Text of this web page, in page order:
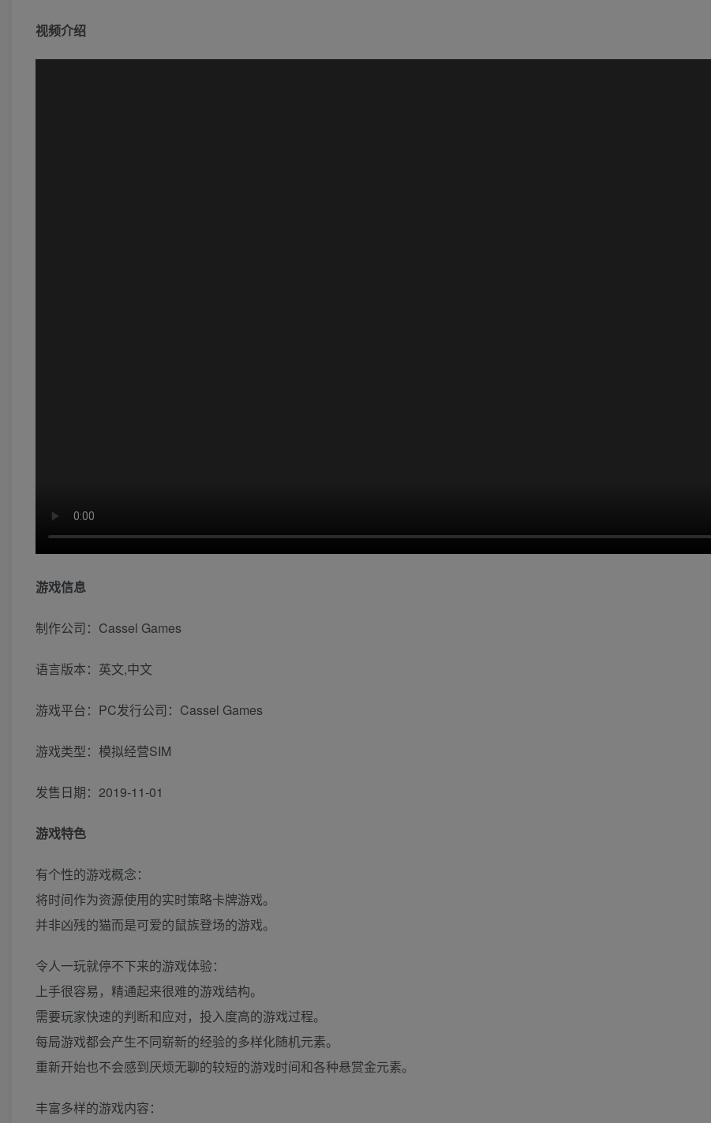
视频介绍
游戏信息
制作公司：Cassel Games
语言版本：英文,中文
游戏平台：PC发行公司：Cassel Games
游戏类型：模拟经营SIM
发售日期：2019-11-01
游戏特色
有个性的游戏概念：
将时间作为资源使用的实时策略卡牌游戏。
并非凶残的猫而是可爱的鼠族登场的游戏。
令人一玩就停不下来的游戏体验：
上手很容易，精通起来很难的游戏结构。
需要玩家快速的判断和应对，投入度高的游戏过程。
每局游戏都会产生不同崭新的经验的多样化随机元素。
重新开始也不会感到厌烦无聊的较短的游戏时间和各种悬赏金元素。
丰富多样的游戏内容：